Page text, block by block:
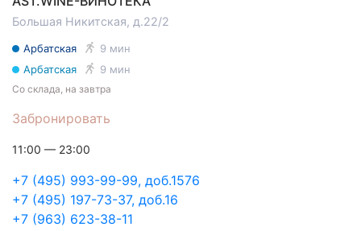
Большая Никитская, д.22/2
Арбатская
9 мин
Арбатская
9 мин
Забронировать
Со склада, на завтра
+7 (495) 993-99-99, доб.1576
+7 (495) 197-73-37, доб.16
+7 (963) 623-38-11
11:00 — 23:00